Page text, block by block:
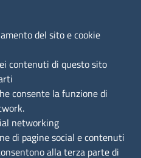
del sito e cookie
contenuti di questo sito
consente la funzione di
networking
di pagine social e contenuti
alla terza parte di